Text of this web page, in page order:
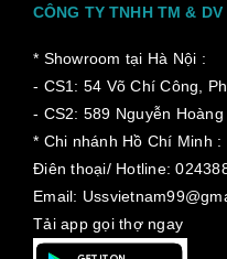
CÔNG TY TNHH TM & DV
* Showroom tại Hà Nội :
- CS1: 54 Võ Chí Công,
- CS2: 589 Nguyễn
* Chi nhánh Hồ Chí Minh :
Điên thoại/ Hotline:
Email:
Tải app gọi thợ ngay